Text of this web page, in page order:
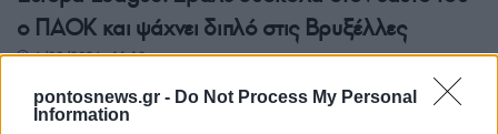
pontosnews.gr - Do Not Process My Personal
Information
ο ΠΑΟΚ και ψάχνει διπλό στις Βρυξέλλες
6/08/2026 - 11:10μμ